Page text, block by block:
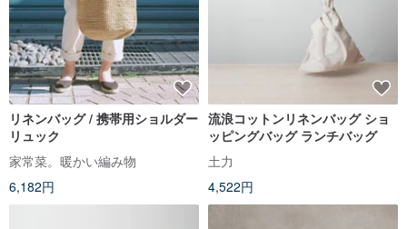
リネンバッグ / 携帯用ショルダー
リュック
家常菜。暖かい編み物
6,182円
流浪コットンリネンバッグ ショ
ッピングバッグ ランチバッグ
土力
4,522円